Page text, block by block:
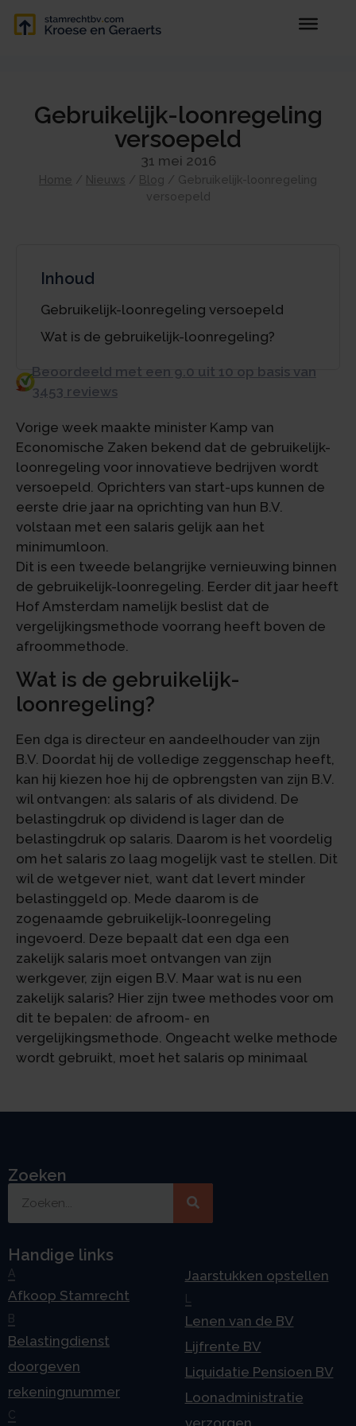
Gebruikelijk-loonregeling
versoepeld
31 mei 2016
Home / Nieuws / Blog / Gebruikelijk-loonregeling
versoepeld
Inhoud
Gebruikelijk-loonregeling versoepeld
Wat is de gebruikelijk-loonregeling?
Beoordeeld met een 9.0 uit 10 op basis van
3453 reviews
Vorige week maakte minister Kamp van
Economische Zaken bekend dat de gebruikelijk-
loonregeling voor innovatieve bedrijven wordt
versoepeld. Oprichters van start-ups kunnen de
eerste drie jaar na oprichting van hun B.V.
volstaan met een salaris gelijk aan het
minimumloon.
Dit is een tweede belangrijke vernieuwing binnen
de gebruikelijk-loonregeling. Eerder dit jaar heeft
Hof Amsterdam namelijk beslist dat de
vergelijkingsmethode voorrang heeft boven de
afroommethode.
Wat is de gebruikelijk-
loonregeling?
Een dga is directeur en aandeelhouder van zijn
B.V. Doordat hij de volledige zeggenschap heeft,
kan hij kiezen hoe hij de opbrengsten van zijn B.V.
wil ontvangen: als salaris of als dividend. De
belastingdruk op dividend is lager dan de
belastingdruk op salaris. Daarom is het voordelig
om het salaris zo laag mogelijk vast te stellen. Dit
wil de wetgever niet, want dat levert minder
belastinggeld op. Mede daarom is de
zogenaamde gebruikelijk-loonregeling
ingevoerd. Deze bepaalt dat een dga een
zakelijk salaris moet ontvangen van zijn
werkgever, zijn eigen B.V. Maar wat is nu een
zakelijk salaris? Hier zijn twee methodes voor om
dit te bepalen: de afroom- en
vergelijkingsmethode. Ongeacht welke methode
wordt gebruikt, moet het salaris op minimaal
Zoeken
Handige links
A
Afkoop Stamrecht
B
Belastingdienst
doorgeven
rekeningnummer
C
Jaarstukken opstellen
Lenen van de BV
Lijfrente BV
Liquidatie Pensioen BV
Loonadministratie
verzorgen